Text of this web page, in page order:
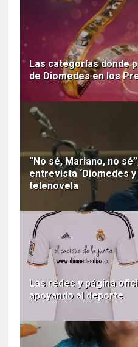
Las categorías donde
de Diomedes en los
“No sé, Mariano, no
entrevista ‘Diomedes
telenovela
Las redes y página
apoyando al deporte